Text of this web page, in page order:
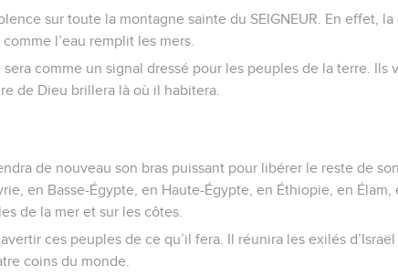
sur toute la montagne sainte du SEIGNEUR. En effet,
l’eau remplit les mers.
comme un signal dressé pour les peuples de la terre. Ils
de Dieu brillera là où il habitera.
de nouveau son bras puissant pour libérer le reste de
en Basse-Égypte, en Haute-Égypte, en Éthiopie, en Élam,
de la mer et sur les côtes.
ces peuples de ce qu’il fera. Il réunira les exilés
coins du monde.